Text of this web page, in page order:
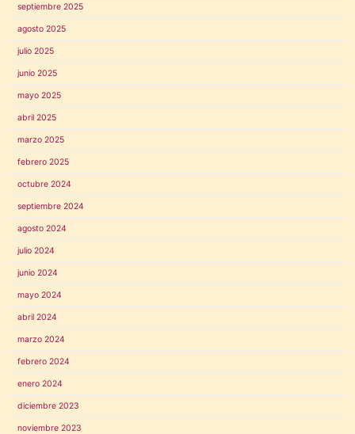
septiembre 2025
agosto 2025
julio 2025
junio 2025
mayo 2025
abril 2025
marzo 2025
febrero 2025
octubre 2024
septiembre 2024
agosto 2024
julio 2024
junio 2024
mayo 2024
abril 2024
marzo 2024
febrero 2024
enero 2024
diciembre 2023
noviembre 2023